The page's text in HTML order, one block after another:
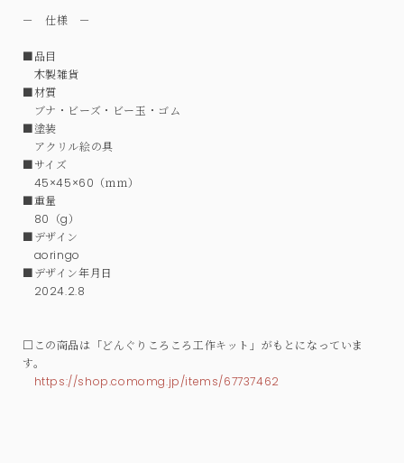
－ 仕様 －
■品目
木製雑貨
■材質
ブナ・ビーズ・ビー玉・ゴム
■塗装
アクリル絵の具
■サイズ
45×45×60（ｍｍ）
■重量
80（g）
■デザイン
aoringo
■デザイン年月日
2024.2.8
□この商品は「どんぐりころころ工作キット」がもとになっていま
す。
https://shop.comomg.jp/items/67737462